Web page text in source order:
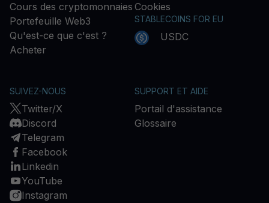
Cours des cryptomonnaies
Portefeuille Web3
Qu'est-ce que c'est ?
Acheter
Cookies
STABLECOINS FOR EU
USDC
SUIVEZ-NOUS
Twitter/X
Discord
Telegram
Facebook
Linkedin
YouTube
Instagram
SUPPORT ET AIDE
Portail d'assistance
Glossaire